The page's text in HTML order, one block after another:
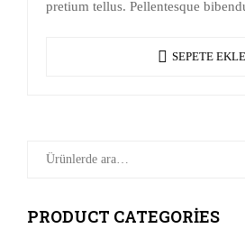
pretium tellus. Pellentesque
SEPETE EKLE
PRODUCT CATEGORIES